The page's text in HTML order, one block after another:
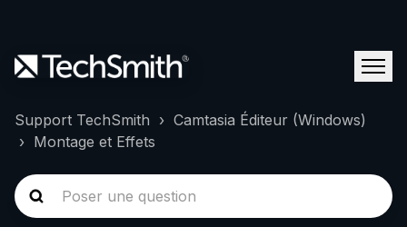
Support TechSmith
Camtasia Éditeur (Windows)
Montage et Effets